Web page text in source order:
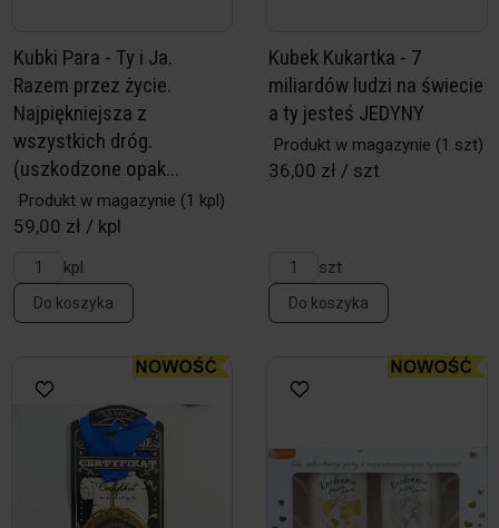
Kubki Para - Ty i Ja.
Razem przez życie.
Najpiękniejsza z
wszystkich dróg.
(uszkodzone opak...
Produkt w magazynie (1 kpl)
59,00 zł / kpl
kpl
Do koszyka
Kubek Kukartka - 7
miliardów ludzi na świecie
a ty jesteś JEDYNY
Produkt w magazynie (1 szt)
36,00 zł / szt
szt
Do koszyka